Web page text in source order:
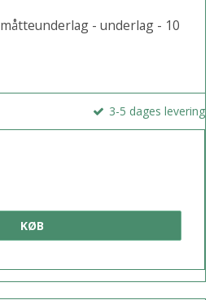
- underlag - 10
3-5 dages levering
KØB